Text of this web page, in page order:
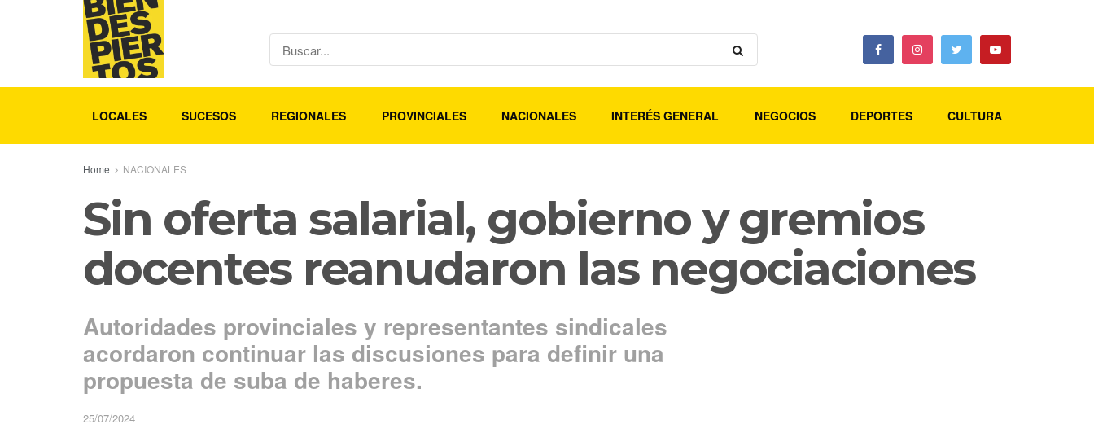
LOCALES SUCESOS REGIONALES PROVINCIALES NACIONALES INTERÉS GENERAL NEGOCIOS DEPORTES CULTURA
Home NACIONALES
Sin oferta salarial, gobierno y gremios
docentes reanudaron las negociaciones
Autoridades provinciales y representantes sindicales
acordaron continuar las discusiones para definir una
propuesta de suba de haberes.
25/07/2024